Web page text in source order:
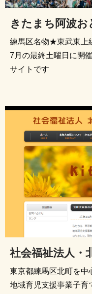
きたまち阿波お
練馬区名物★東武東上
7月の最終土曜日に開
サイトです
社会福祉法人・
東京都練馬区北町を中
地域育児支援事業子育